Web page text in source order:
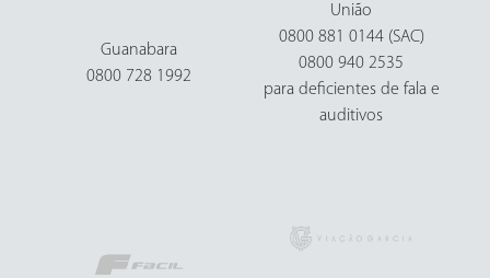
Guanabara
0800 728 1992
União
0800 881 0144 (SAC)
0800 940 2535
para deficientes de fala e
auditivos